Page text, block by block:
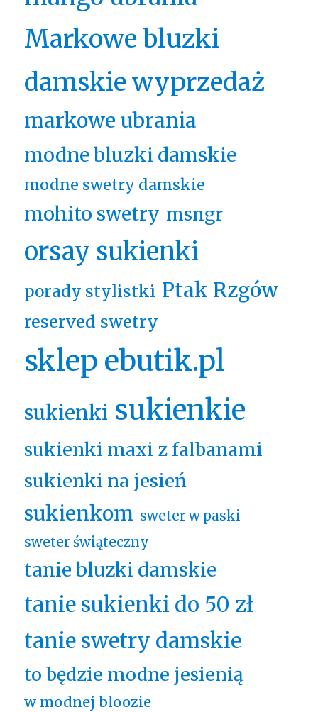
Markowe bluzki
damskie wyprzedaż
markowe ubrania
modne bluzki damskie
modne swetry damskie
mohito swetry msngr
orsay sukienki
porady stylistki Ptak Rzgów
reserved swetry
sklep ebutik.pl
sukienki sukienkie
sukienki maxi z falbanami
sukienki na jesień
sukienkom sweter w paski
sweter świąteczny
tanie bluzki damskie
tanie sukienki do 50 zł
tanie swetry damskie
to będzie modne jesienią
w modnej bloozie